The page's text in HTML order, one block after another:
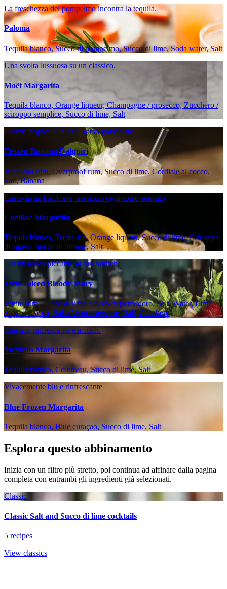
La freschezza del pompelmo incontra la tequila.
Paloma
Tequila blanco, Succo di pompelmo, Succo di lime, Soda water, Salt
Una svolta lussuosa su un classico.
Moët Margarita
Tequila blanco, Orange liqueur, Champagne / prosecco, Zucchero /
sciroppo semplice, Succo di lime, Salt
Delizia tropicale in ogni sorso ghiacciato
Frozen Banana Daiquiri
Jamaican rum, Overproof rum, Succo di lime, Cordiale al cocco,
Salt, Banana
Lusso in un bicchiere, assapora ogni sorso squisito
Cadillac Margarita
Tequila blanco, Triple sec, Orange liqueur, Succo di lime, Sciroppo
di agave, Succo di limone, Salt
Dai un tocco piccante al tuo brunch!
Jerk-Spiced Bloody Mary
White rum, Succo di lime, Succo di pomodoro, Salt, Water, Lime,
Salsa Tabasco, Salsa Worcestershire, Salt, Zucchero
Classico rinfrescante e acidulo
Mexican Margarita
Tequila blanco, Cointreau, Succo di lime, Salt
Vivacemente blu e rinfrescante
Blue Frozen Margarita
Tequila blanco, Blue curaçao, Succo di lime, Salt
Esplora questo abbinamento
Inizia con un filtro più stretto, poi continua ad affinare dalla pagina
completa con entrambi gli ingredienti già selezionati.
Classic
Classic Salt and Succo di lime cocktails
5 recipes
View classics